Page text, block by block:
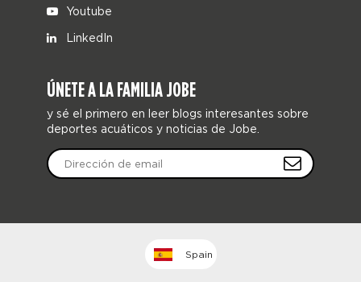
Youtube
LinkedIn
ÚNETE A LA FAMILIA JOBE
y sé el primero en leer blogs interesantes sobre
deportes acuáticos y noticias de Jobe.
Spain